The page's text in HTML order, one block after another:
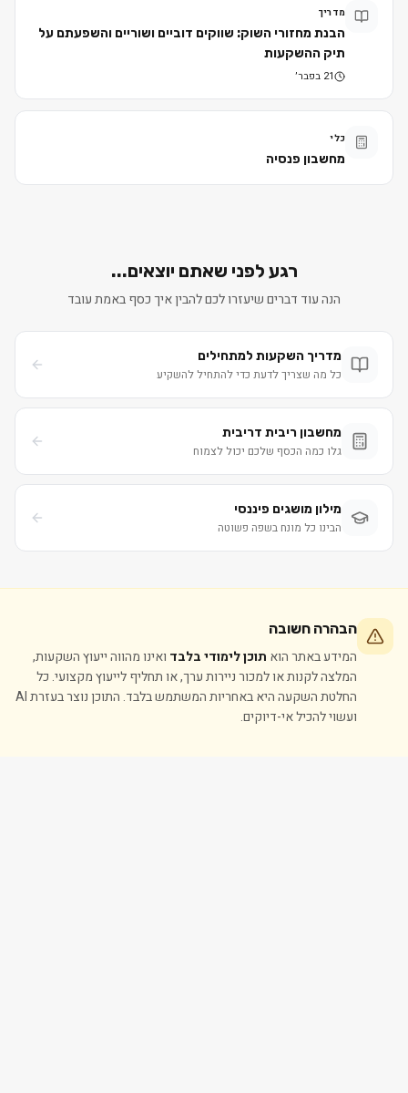
מדריך
הבנת מחזורי השוק: שווקים דוביים ושוריים והשפעתם על
תיק ההשקעות
21 בפבר׳
כלי
מחשבון פנסיה
רגע לפני שאתם יוצאים...
הנה עוד דברים שיעזרו לכם להבין איך כסף באמת עובד
מדריך השקעות למתחילים
כל מה שצריך לדעת כדי להתחיל להשקיע
מחשבון ריבית דריבית
גלו כמה הכסף שלכם יכול לצמוח
מילון מושגים פיננסי
הבינו כל מונח בשפה פשוטה
הבהרה חשובה
המידע באתר הוא תוכן לימודי בלבד ואינו מהווה ייעוץ השקעות,
המלצה לקנות או למכור ניירות ערך, או תחליף לייעוץ מקצועי. כל
החלטת השקעה היא באחריות המשתמש בלבד. התוכן נוצר בעזרת AI
ועשוי להכיל אי-דיוקים.